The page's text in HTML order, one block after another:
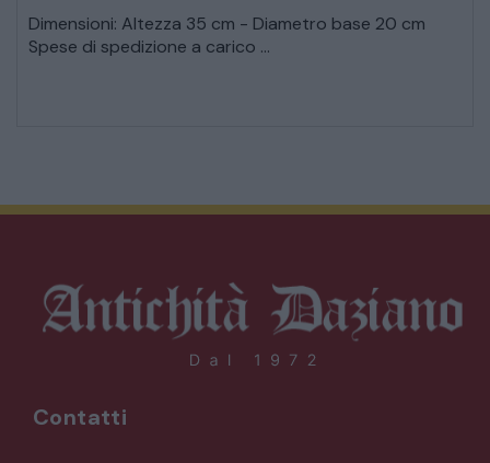
Dimensioni: Altezza 35 cm - Diametro base 20 cm
Spese di spedizione a carico ...
Contatti